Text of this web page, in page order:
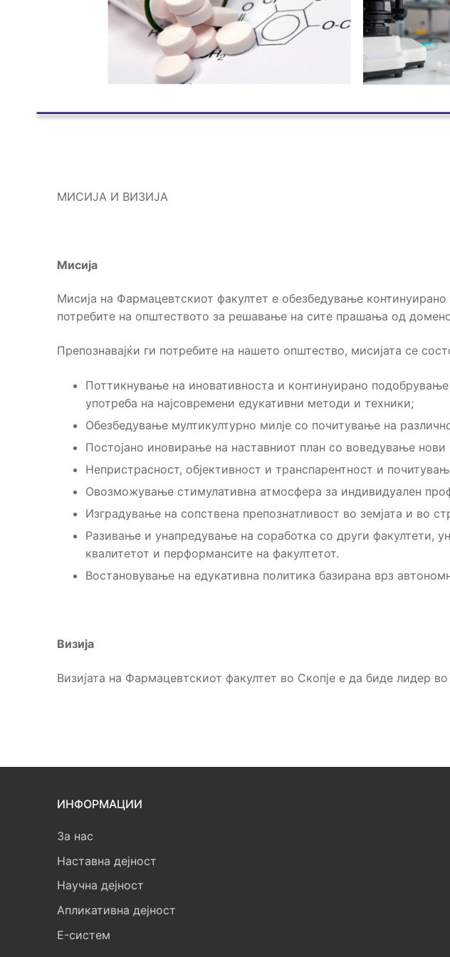
МИСИЈА И ВИЗИЈА
Мисија
Mисија на Фармацевтскиот факултет е обезбедување
потребите на општеството за решавање на сите прашања од
Препознавајќи ги потребите на нашето општество, мисијата се
Поттикнување на иновативноста и континуирано
употреба на најсовремени едукативни методи и техники;
Обезбедување мултикултурно милје со почитување на
Постојано иновирање на наставниот план со воведување
Непристрасност, објективност и транспарентност и
Овозможување стимулативна атмосфера за индивидуален
Изградување на сопствена препознатливост во земјата и во
Разивање и унапредување на соработка со други факултети,
квалитетот и перформансите на факултетот.
Востановување на едукативна политика базирана врз
Визија
Визијата на Фармацевтскиот факултет во Скопје е да биде лидер
ИНФОРМАЦИИ
За нас
Наставна дејност
Научна дејност
Апликативна дејност
E-систем